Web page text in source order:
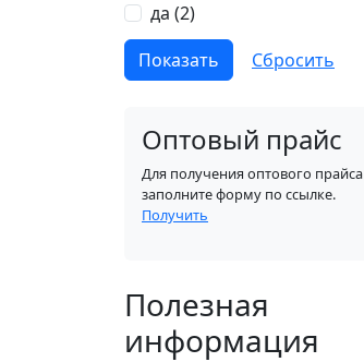
да (2)
Оптовый прайс
Для получения оптового прайса
заполните форму по ссылке.
Получить
Полезная
информация